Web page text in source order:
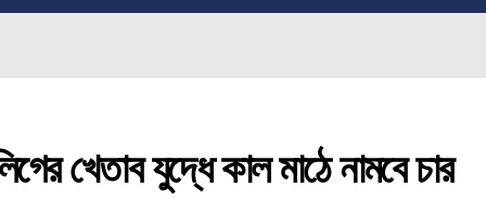
যুদ্ধে কাল মাঠে নামবে চার